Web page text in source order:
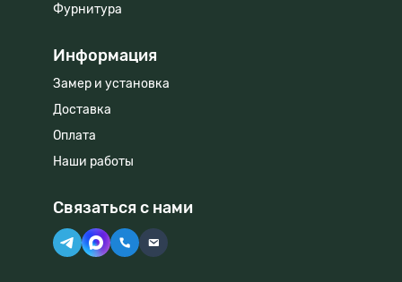
Фурнитура
Информация
Замер и установка
Доставка
Оплата
Наши работы
Связаться с нами